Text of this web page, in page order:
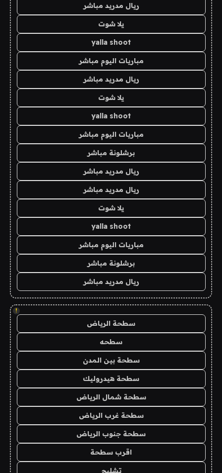
ريال مدريد مباشر
يلا شوت
yalla shoot
مباريات اليوم مباشر
ريال مدريد مباشر
يلا شوت
yalla shoot
مباريات اليوم مباشر
برشلونة مباشر
ريال مدريد مباشر
ريال مدريد مباشر
يلا شوت
yalla shoot
مباريات اليوم مباشر
برشلونة مباشر
ريال مدريد مباشر
!
سطحة الرياض
سطحه
سطحة بين المدن
سطحة هيدروليك
سطحة شمال الرياض
سطحة غرب الرياض
سطحة جنوب الرياض
اقرب سطحة
تشليح